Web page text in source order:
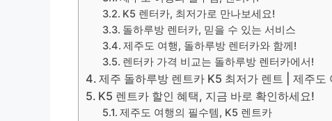
K5 렌터카, 최저가로 만나보세요!
돌하루방 렌터카, 믿을 수 있는 서비스
제주도 여행, 돌하루방 렌터카와 함께!
렌터카 가격 비교는 돌하루방 렌터카에서!
제주 돌하루방 렌트카 K5 최저가 렌트 | 제주도
K5 렌트카 할인 혜택, 지금 바로 확인하세요!
제주도 여행의 필수템, K5 렌트카